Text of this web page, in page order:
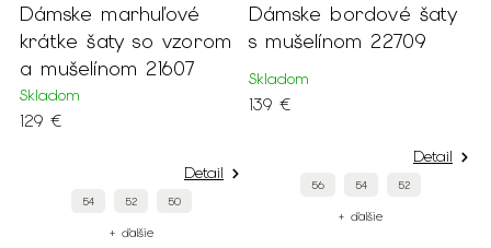
Dámske marhuľové
krátke šaty so vzorom
a mušelínom 21607
Skladom
129 €
Detail
54 52 50
+ ďalšie
Dámske bordové šaty
s mušelínom 22709
Skladom
139 €
Detail
56 54 52
+ ďalšie